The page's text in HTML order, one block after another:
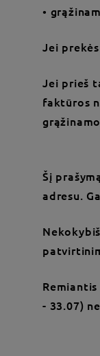
•
Jei
Jei prieš
faktūros
Šį
adresu.
- 33.07)